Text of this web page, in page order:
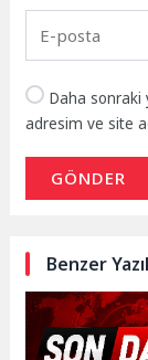
Daha sonraki
adresim ve site
GÖNDER
Benzer